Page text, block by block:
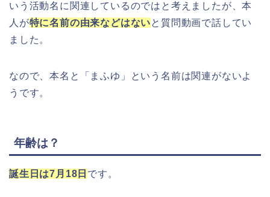
いう活動名に関連しているのではと考えましたが、本
人が特に名前の由来などはないと質問動画で話してい
ました。
なので、本名と「まふゆ」という名前は関連がないよ
うです。
年齢は？
誕生日は7月18日 です。